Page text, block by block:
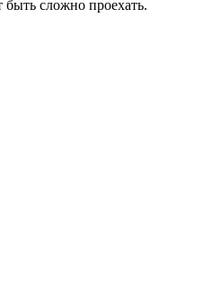
быть сложно проехать.